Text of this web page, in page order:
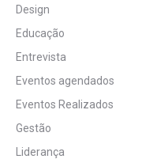
Design
Educação
Entrevista
Eventos agendados
Eventos Realizados
Gestão
Liderança